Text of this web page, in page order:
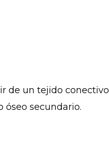
de un tejido conectivo
secundario.